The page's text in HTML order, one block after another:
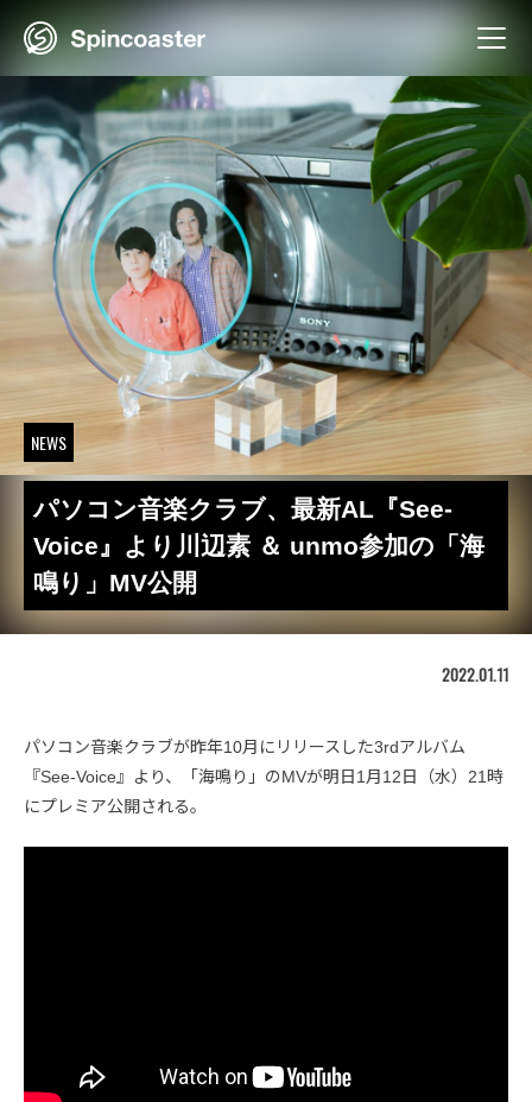
NEWS
パソコン音楽クラブ、最新AL『See-
Voice』より川辺素 ＆ unmo参加の「海
鳴り」MV公開
2022.01.11
パソコン音楽クラブが昨年10月にリリースした3rdアルバム
『See-Voice』より、「海鳴り」のMVが明日1月12日（水）21時
にプレミア公開される。